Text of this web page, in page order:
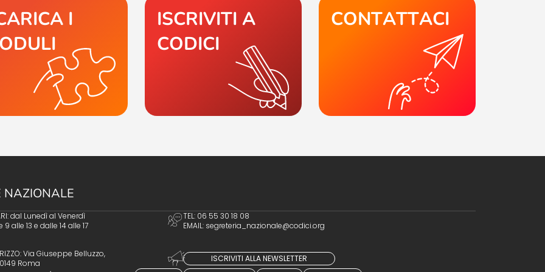
I
ISCRIVITI A
CODICI
CONTATTACI
NAZIONALE
dal Lunedì al Venerdì
9 alle 13 e dalle 14 alle 17
TEL: 06 55 30 18 08
EMAIL: segreteria_nazionale@codici.org
Via Giuseppe Belluzzo,
Roma
ISCRIVITI ALLA NEWSLETTER